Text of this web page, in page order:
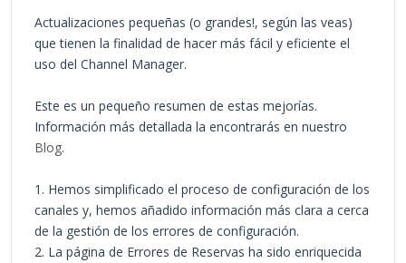
Actualizaciones pequeñas (o grandes!, según las veas)
que tienen la finalidad de hacer más fácil y eficiente el
uso del Channel Manager.
Este es un pequeño resumen de estas mejorías.
Información más detallada la encontrarás en nuestro
Blog.
1. Hemos simplificado el proceso de configuración de los
canales y, hemos añadido información más clara a cerca
de la gestión de los errores de configuración.
2. La página de Errores de Reservas ha sido enriquecida